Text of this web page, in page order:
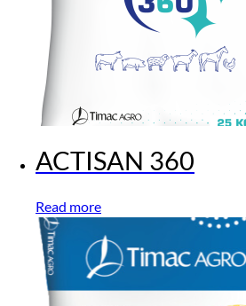
ACTISAN 360
Read more